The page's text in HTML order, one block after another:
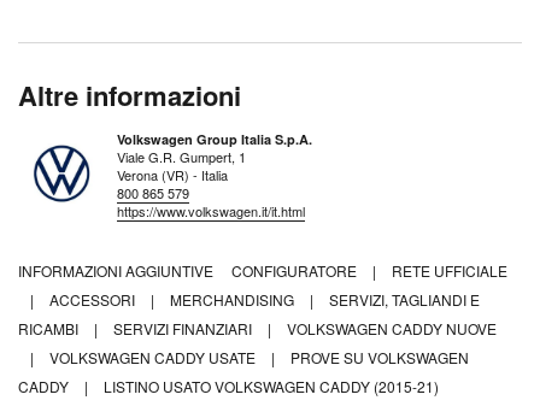
Altre informazioni
Volkswagen Group Italia S.p.A.
Viale G.R. Gumpert, 1
Verona (VR) - Italia
800 865 579
https://www.volkswagen.it/it.html
INFORMAZIONI AGGIUNTIVE CONFIGURATORE |
RETE UFFICIALE
|
ACCESSORI | MERCHANDISING |
SERVIZI, TAGLIANDI E
RICAMBI
| SERVIZI FINANZIARI |
VOLKSWAGEN CADDY NUOVE
|
VOLKSWAGEN CADDY USATE |
PROVE SU VOLKSWAGEN
CADDY
| LISTINO USATO VOLKSWAGEN CADDY (2015-21)